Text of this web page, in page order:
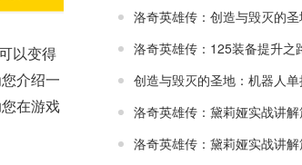
以变得
介绍一
在游戏
洛奇英雄传：创造与毁灭的
洛奇英雄传：125装备提升之
创造与毁灭的圣地：机器人单
洛奇英雄传：黛莉娅实战讲解
洛奇英雄传：黛莉娅实战讲解